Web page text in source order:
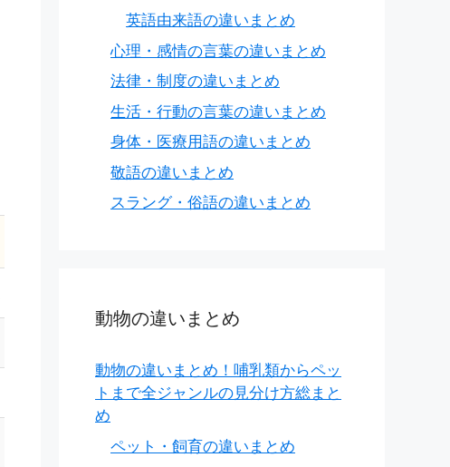
英語由来語の違いまとめ
心理・感情の言葉の違いまとめ
法律・制度の違いまとめ
生活・行動の言葉の違いまとめ
身体・医療用語の違いまとめ
敬語の違いまとめ
スラング・俗語の違いまとめ
動物の違いまとめ
動物の違いまとめ！哺乳類からペッ
トまで全ジャンルの見分け方総まと
め
ペット・飼育の違いまとめ